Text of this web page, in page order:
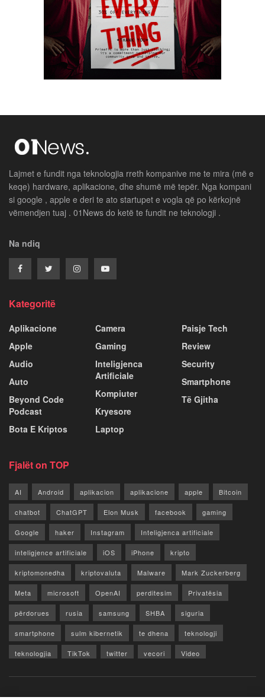
Lajmet e fundit nga teknologjia rreth kompanive me te mira (më e
keqe) hardware, aplikacione, dhe shumë më tepër. Nga kompani
si google , apple e deri te ato startupet e vogla që po kërkojnë
vëmendjen tuaj . 01News do ketë te fundit ne teknologji .
Na ndiq
Kategoritë
Aplikacione
Apple
Audio
Auto
Beyond Code
Podcast
Bota E Kriptos
Camera
Gaming
Inteligjenca
Artificiale
Kompiuter
Kryesore
Laptop
Paisje Tech
Review
Security
Smartphone
Të Gjitha
Fjalët on TOP
AI Android aplikacion aplikacione apple Bitcoin
chatbot ChatGPT Elon Musk facebook gaming
Google haker Instagram Inteligjenca artificiale
inteligjence artificiale iOS iPhone kripto
kriptomonedha kriptovaluta Malware Mark Zuckerberg
Meta microsoft OpenAI perditesim Privatësia
përdorues rusia samsung SHBA siguria
smartphone sulm kibernetik te dhena teknologji
teknologjia TikTok twitter vecori Video